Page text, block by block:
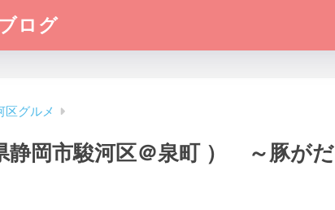
ログ
区グルメ
静岡市駿河区＠泉町 ） ～豚がだ